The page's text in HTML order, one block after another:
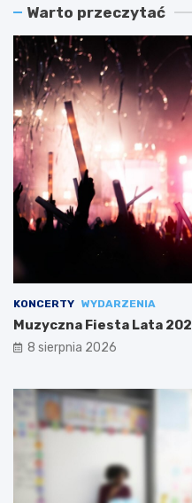
Warto przeczytać
KONCERTY WYDARZENIA
Muzyczna Fiesta Lata
8 sierpnia 2026